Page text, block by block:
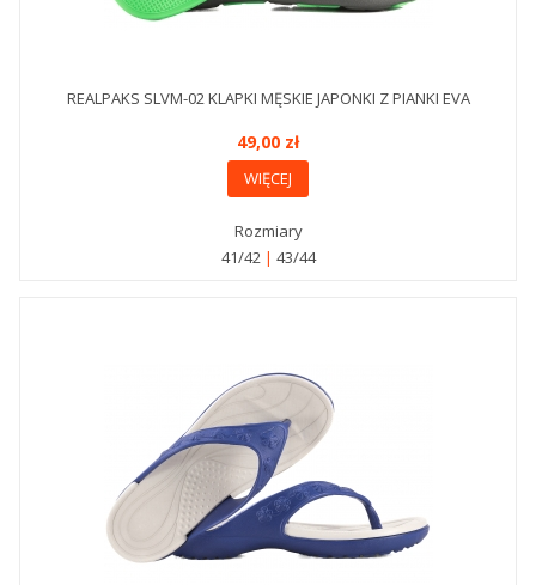
REALPAKS SLVM-02 KLAPKI MĘSKIE JAPONKI Z PIANKI EVA
49,00 zł
WIĘCEJ
Rozmiary
41/42
43/44